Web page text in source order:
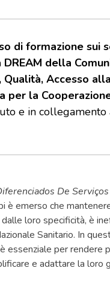
di formazione sui
della
Qualità, Accesso
per la
e in collegamento
De
è emerso che
loro specificità, è
Sanitario. In
essenziale per rendere
e adattare la loro